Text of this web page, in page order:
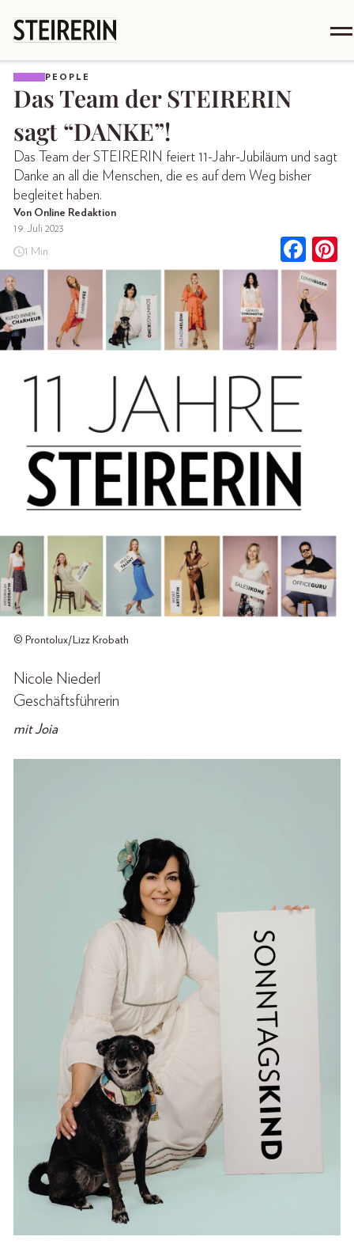
PEOPLE
Das Team der STEIRERIN
sagt “DANKE”!
Das Team der STEIRERIN feiert 11-Jahr-Jubiläum und sagt
Danke an all die Menschen, die es auf dem Weg bisher
begleitet haben.
Von Online Redaktion
19. Juli 2023
1 Min.
© Prontolux/Lizz Krobath
Nicole Niederl
Geschäftsführerin
mit Joia